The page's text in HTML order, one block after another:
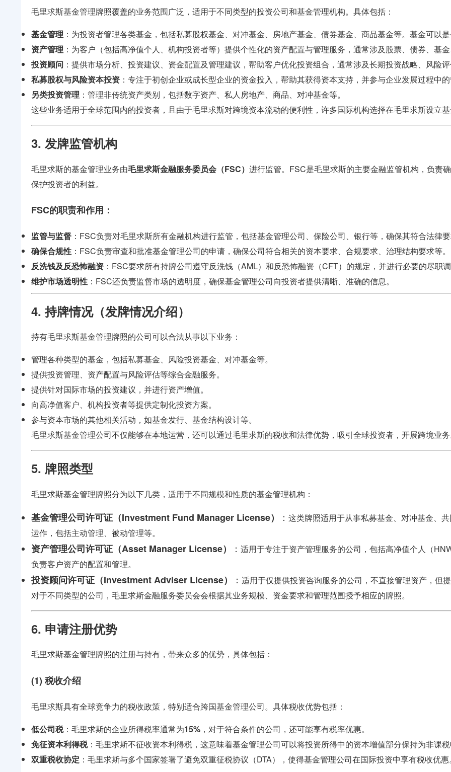
毛里求斯基金管理牌照覆盖的业务范围广泛，适用于不同类型的投资公司和基金管理机构。具体包括：
基金管理 ：为投资者管理各类基金，包括私募股权基金、对冲基金、房地产基金、债券基金、商品基金等。基金可以
资产管理 ：为客户（包括高净值个人、机构投资者等）提供个性化的资产配置与管理服务，通常涉及股票、债券、基
投资顾问 ：提供市场分析、投资建议、资金配置及管理建议，帮助客户优化投资组合，通常涉及长期投资战略、风险
私募股权与风险资本投资 ：专注于初创企业或成长型企业的资金投入，帮助其获得资本支持，并参与企业发展过程中
另类投资管理 ：管理非传统资产类别，包括数字资产、私人房地产、商品、对冲基金等。
这些业务适用于全球范围内的投资者，且由于毛里求斯对跨境资本流动的便利性，许多国际机构选择在毛里求斯设立
3. 发牌监管机构
毛里求斯的基金管理业务由毛里求斯金融服务委员会（FSC） 进行监管。FSC是毛里求斯的主要金融监管机构，负责
保护投资者的利益。
FSC的职责和作用 ：
监管与监督 ：FSC负责对毛里求斯所有金融机构进行监管，包括基金管理公司、保险公司、银行等，确保其符合法律
确保合规性 ：FSC负责审查和批准基金管理公司的申请，确保公司符合相关的资本要求、合规要求、治理结构要求等。
反洗钱及反恐怖融资 ：FSC要求所有持牌公司遵守反洗钱（AML）和反恐怖融资（CFT）的规定，并进行必要的尽职
维护市场透明性 ：FSC还负责监督市场的透明度，确保基金管理公司向投资者提供清晰、准确的信息。
4. 持牌情况（发牌情况介绍）
持有毛里求斯基金管理牌照的公司可以合法从事以下业务：
管理各种类型的基金，包括私募基金、风险投资基金、对冲基金等。
提供投资管理、资产配置与风险评估等综合金融服务。
提供针对国际市场的投资建议，并进行资产增值。
向高净值客户、机构投资者等提供定制化投资方案。
参与资本市场的其他相关活动，如基金发行、基金结构设计等。
毛里求斯基金管理公司不仅能够在本地运营，还可以通过毛里求斯的税收和法律优势，吸引全球投资者，开展跨境业
5. 牌照类型
毛里求斯基金管理牌照分为以下几类，适用于不同规模和性质的基金管理机构：
基金管理公司许可证（Investment Fund Manager License） ： 这类牌照适用于从事私募基金、对冲基金、
运作，包括主动管理、被动管理等。
资产管理公司许可证（Asset Manager License） ： 适用于专注于资产管理服务的公司，包括高净值个人（
负责客户资产的配置和管理。
投资顾问许可证（Investment Adviser License） ： 适用于仅提供投资咨询服务的公司，不直接管理资产，但
对于不同类型的公司，毛里求斯金融服务委员会会根据其业务规模、资金要求和管理范围授予相应的牌照。
6. 申请注册优势
毛里求斯基金管理牌照的注册与持有，带来众多的优势，具体包括：
(1) 税收介绍
毛里求斯具有全球竞争力的税收政策，特别适合跨国基金管理公司。具体税收优势包括：
低公司税：毛里求斯的企业所得税率通常为15% ，对于符合条件的公司，还可能享有税率优惠。
免征资本利得税：毛里求斯不征收资本利得税，这意味着基金管理公司可以将投资所得中的资本增值部分保持为非课
双重税收协定 ：毛里求斯与多个国家签署了避免双重征税协议（DTA），使得基金管理公司在国际投资中享有税收优